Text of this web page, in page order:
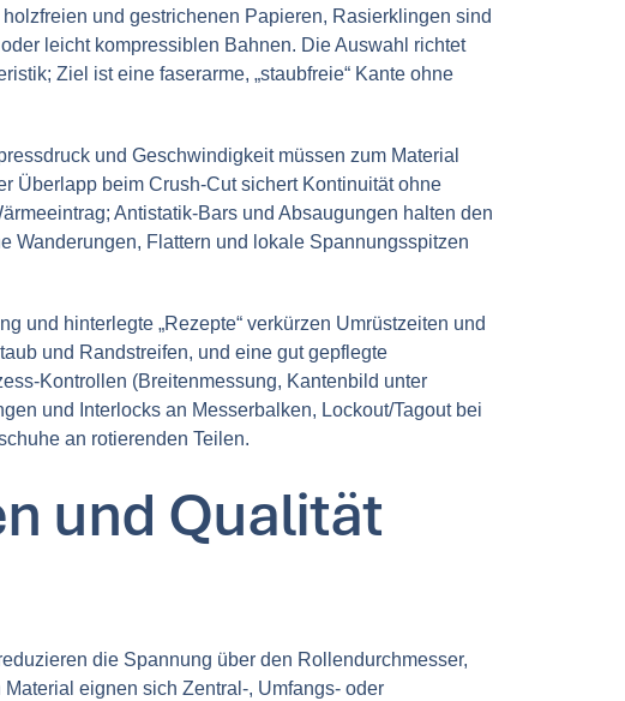
und gestrichenen Papieren, Rasierklingen sind
leicht kompressiblen Bahnen. Die Auswahl richtet
Ziel ist eine faserarme, „staubfreie“ Kante ohne
und Geschwindigkeit müssen zum Material
Überlapp beim Crush-Cut sichert Kontinuität ohne
Antistatik-Bars und Absaugungen halten den
Wanderungen, Flattern und lokale Spannungsspitzen
und hinterlegte „Rezepte“ verkürzen Umrüstzeiten und
und Randstreifen, und eine gut gepflegte
Kontrollen (Breitenmessung, Kantenbild unter
und Interlocks an Messerbalken, Lockout/Tagout bei
an rotierenden Teilen.
und Qualität
die Spannung über den Rollendurchmesser,
eignen sich Zentral-, Umfangs- oder